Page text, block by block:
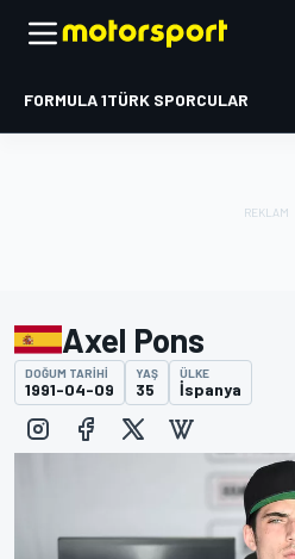
FORMULA 1TÜRK SPORCULAR
Axel Pons
DOĞUM TARIHI
1991-04-09
YAŞ
35
ÜLKE
İspanya